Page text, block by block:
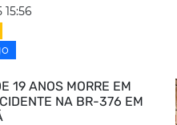
15:56
19 ANOS MORRE EM
NA BR-376 EM